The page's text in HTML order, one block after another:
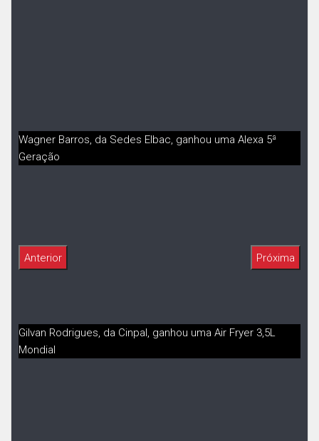
Wagner Barros, da Sedes Elbac, ganhou uma Alexa 5ª
Geração
Gilvan Rodrigues, da Cinpal, ganhou uma Air Fryer 3,5L
Mondial